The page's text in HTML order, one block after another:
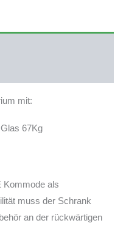
mit:
67Kg
Kommode als
muss der Schrank
an der rückwärtigen